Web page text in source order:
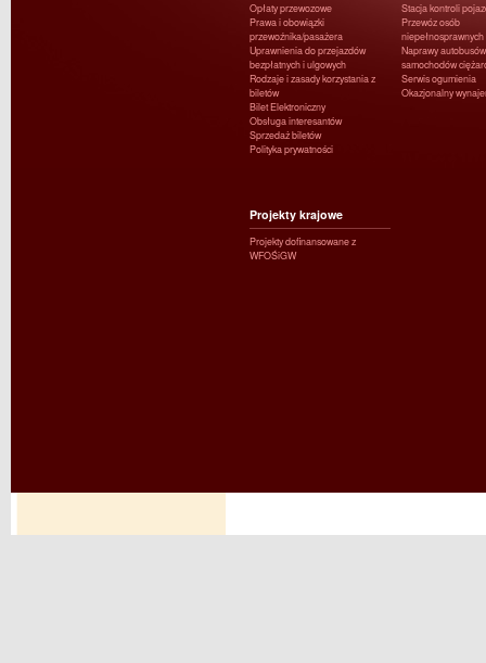
Opłaty przewozowe
Prawa i obowiązki
przewoźnika/pasażera
Uprawnienia do przejazdów
bezpłatnych i ulgowych
Rodzaje i zasady korzystania z
biletów
Bilet Elektroniczny
Obsługa interesantów
Sprzedaż biletów
Polityka prywatności
Stacja kontroli
Przewóz osób
niepełnosprawnych
Naprawy
samochodów
Serwis ogumienia
Okazjonalny
Projekty krajowe
Projekty dofinansowane z
WFOŚiGW